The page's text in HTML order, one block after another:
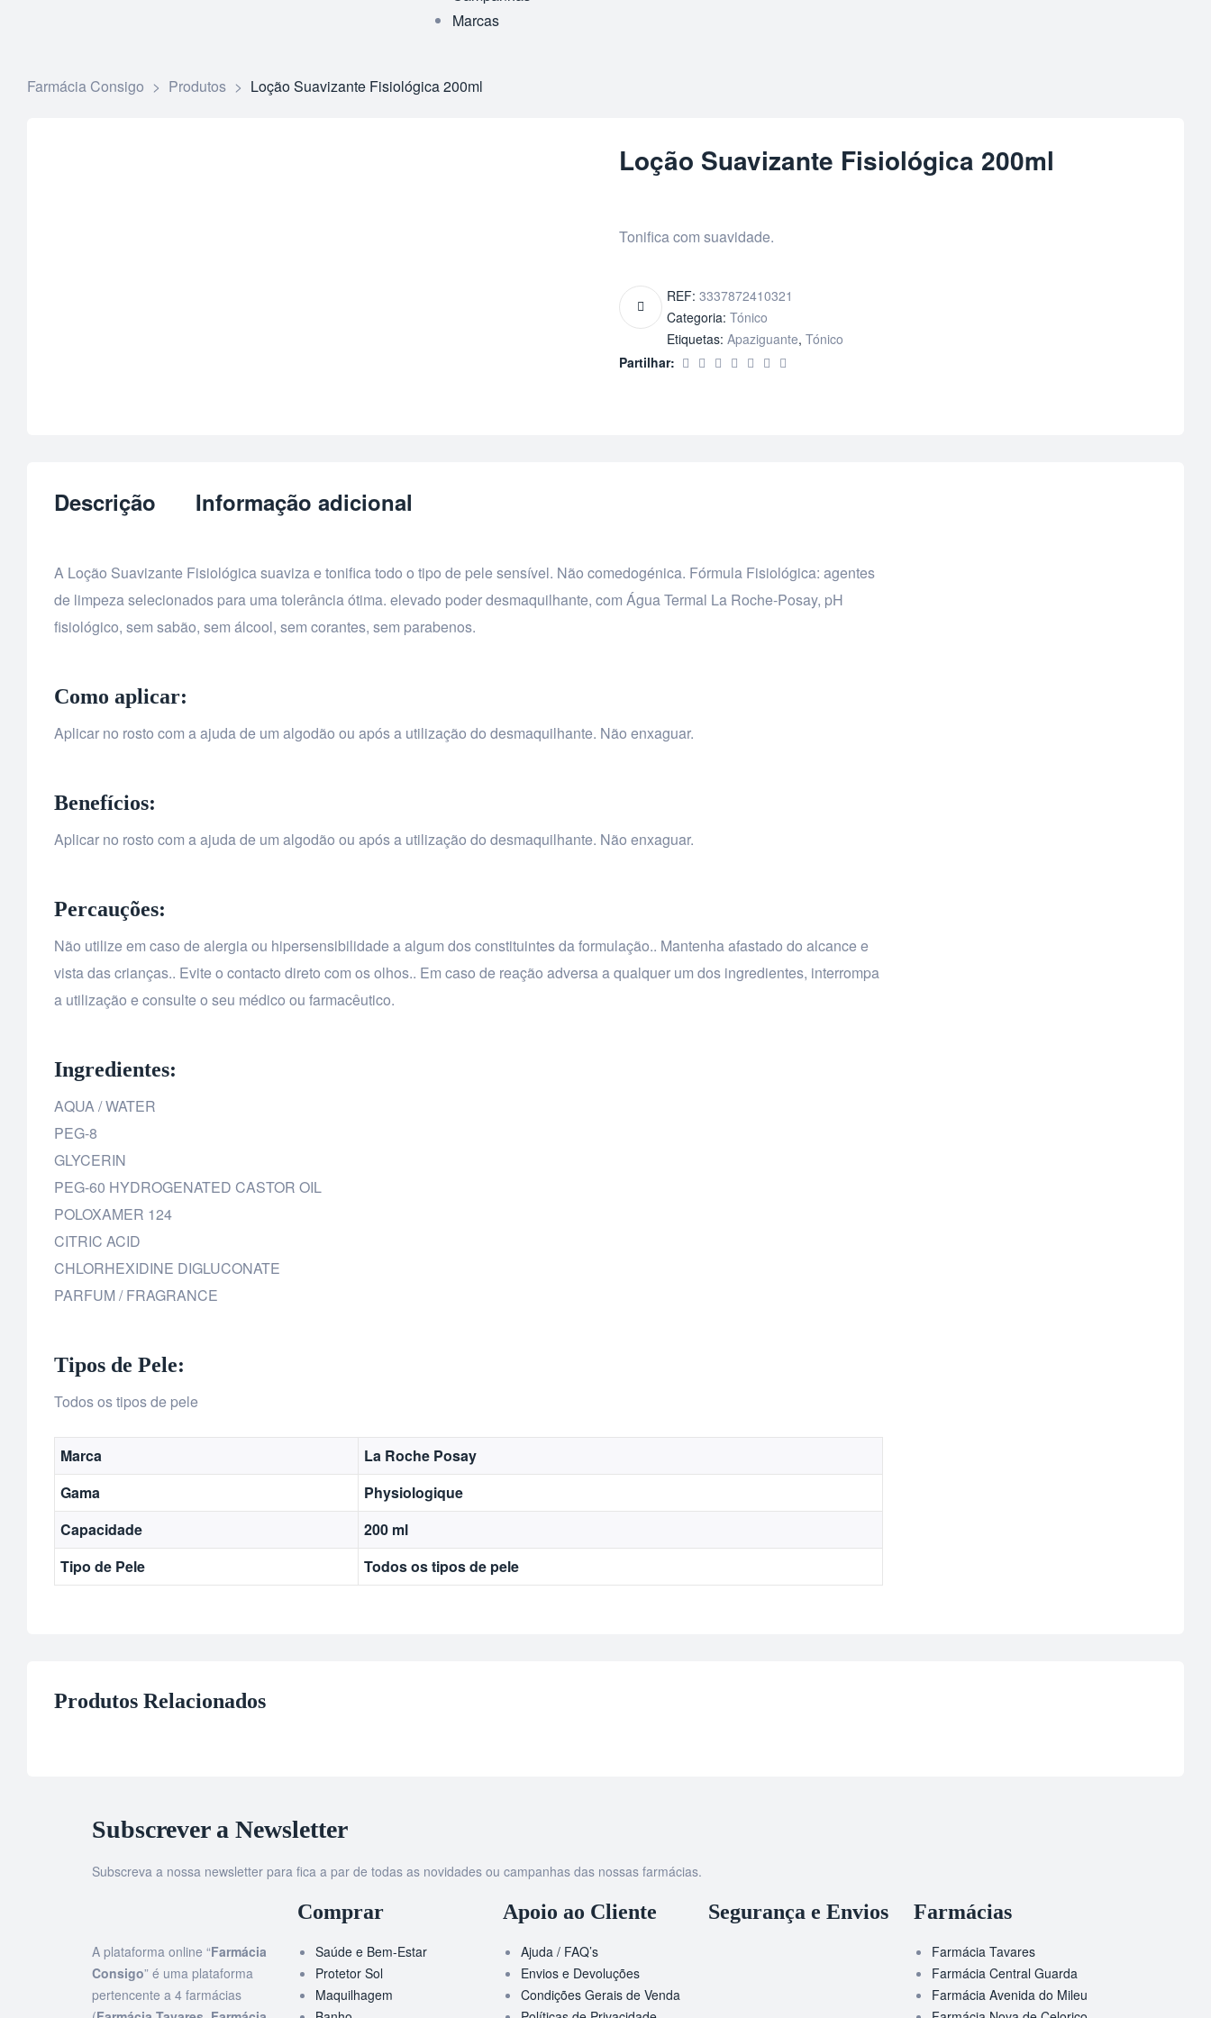
Marcas
Farmácia Consigo > Produtos > Loção Suavizante Fisiológica 200ml
Loção Suavizante Fisiológica 200ml
Tonifica com suavidade.
REF: 3337872410321
Categoria: Tónico
Etiquetas: Apaziguante, Tónico
Partilhar:
Descrição Informação adicional
A Loção Suavizante Fisiológica suaviza e tonifica todo o tipo de pele sensível. Não comedogénica. Fórmula Fisiológica: agentes
de limpeza selecionados para uma tolerância ótima. elevado poder desmaquilhante, com Água Termal La Roche-Posay, pH
fisiológico, sem sabão, sem álcool, sem corantes, sem parabenos.
Como aplicar:
Aplicar no rosto com a ajuda de um algodão ou após a utilização do desmaquilhante. Não enxaguar.
Benefícios:
Aplicar no rosto com a ajuda de um algodão ou após a utilização do desmaquilhante. Não enxaguar.
Percauções:
Não utilize em caso de alergia ou hipersensibilidade a algum dos constituintes da formulação.. Mantenha afastado do alcance e
vista das crianças.. Evite o contacto direto com os olhos.. Em caso de reação adversa a qualquer um dos ingredientes, interrompa
a utilização e consulte o seu médico ou farmacêutico.
Ingredientes:
AQUA / WATER
PEG-8
GLYCERIN
PEG-60 HYDROGENATED CASTOR OIL
POLOXAMER 124
CITRIC ACID
CHLORHEXIDINE DIGLUCONATE
PARFUM / FRAGRANCE
Tipos de Pele:
Todos os tipos de pele
Marca
La Roche Posay
Gama
Physiologique
Capacidade
200 ml
Tipo de Pele
Todos os tipos de pele
Produtos Relacionados
Subscrever a Newsletter
Subscreva a nossa newsletter para fica a par de todas as novidades ou campanhas das nossas farmácias.
A plataforma online “Farmácia
Consigo” é uma plataforma
pertencente a 4 farmácias
Comprar
Saúde e Bem-Estar
Protetor Sol
Maquilhagem
Apoio ao Cliente
Ajuda / FAQ’s
Envios e Devoluções
Condições Gerais de Venda
Segurança e Envios Farmácias
Farmácia Tavares
Farmácia Central Guarda
Farmácia Avenida do Mileu